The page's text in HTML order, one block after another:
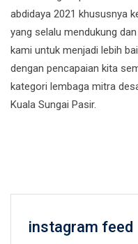
abdidaya 2021 khususnya
yang selalu mendukung
kami untuk menjadi lebih
dengan pencapaian kita
kategori lembaga mitra
Kuala Sungai Pasir.
instagram feed